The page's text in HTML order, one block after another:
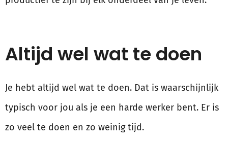
Altijd wel wat te doen
Je hebt altijd wel wat te doen. Dat is waarschijnlijk
typisch voor jou als je een harde werker bent. Er is
zo veel te doen en zo weinig tijd.